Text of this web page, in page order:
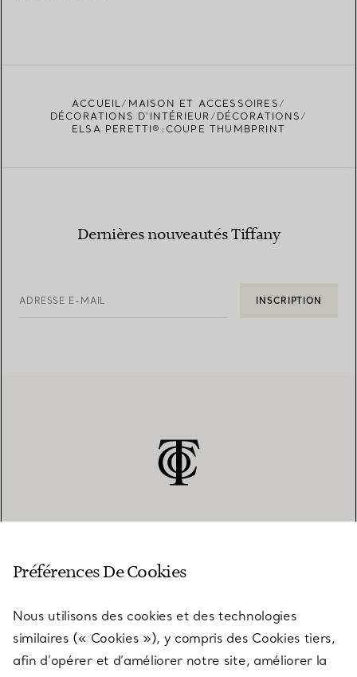
ACCUEIL
MAISON ET ACCESSOIRES
DÉCORATIONS D'INTÉRIEUR
DÉCORATIONS
ELSA PERETTI®:COUPE THUMBPRINT
Dernières nouveautés Tiffany
ADRESSE E-MAIL INSCRIPTION
SERVICES
Préférences De Cookies
Nous utilisons des cookies et des technologies
similaires (« Cookies »), y compris des Cookies tiers,
afin d’opérer et d’améliorer notre site, améliorer la